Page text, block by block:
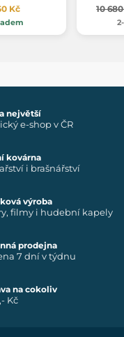
Kč 10
největší
e-shop v ČR
kovárna
i brašnářství
výroba
filmy i hudební kapely
prodejna
7 dní v týdnu
na cokoliv
Kč